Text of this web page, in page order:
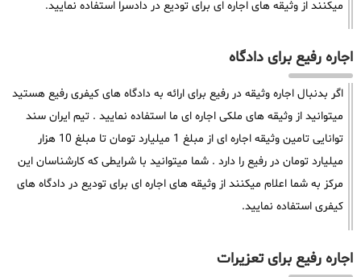
میکنند از وثیقه های اجاره ای برای تودیع در دادسرا استفاده نمایید.
اجاره رفیع برای دادگاه
اگر بدنبال اجاره وثیقه در رفیع برای ارائه به دادگاه های کیفری رفیع هستید
میتوانید از وثیقه های ملکی اجاره ای ما استفاده نمایید . تیم ایران سند
توانایی تامین وثیقه اجاره ای از مبلغ 1 میلیارد تومان تا مبلغ 10 هزار
میلیارد تومان در رفیع را دارد . شما میتوانید با شرایطی که کارشناسان این
مرکز به شما اعلام میکنند از وثیقه های اجاره ای برای تودیع در دادگاه های
کیفری استفاده نمایید.
اجاره رفیع برای تعزیرات